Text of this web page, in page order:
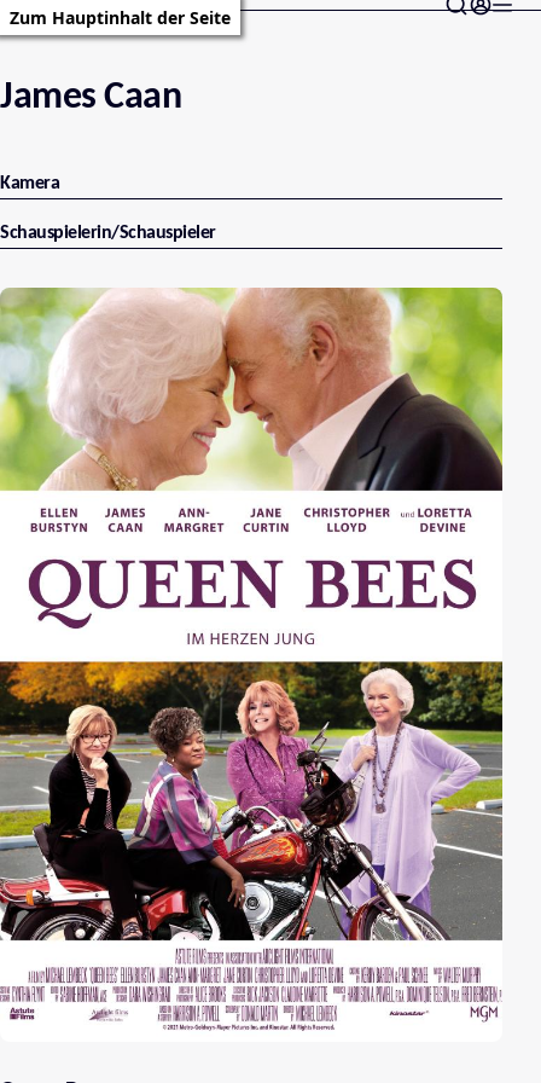
Zum Hauptinhalt der Seite
James Caan
Kamera
Schauspielerin/Schauspieler